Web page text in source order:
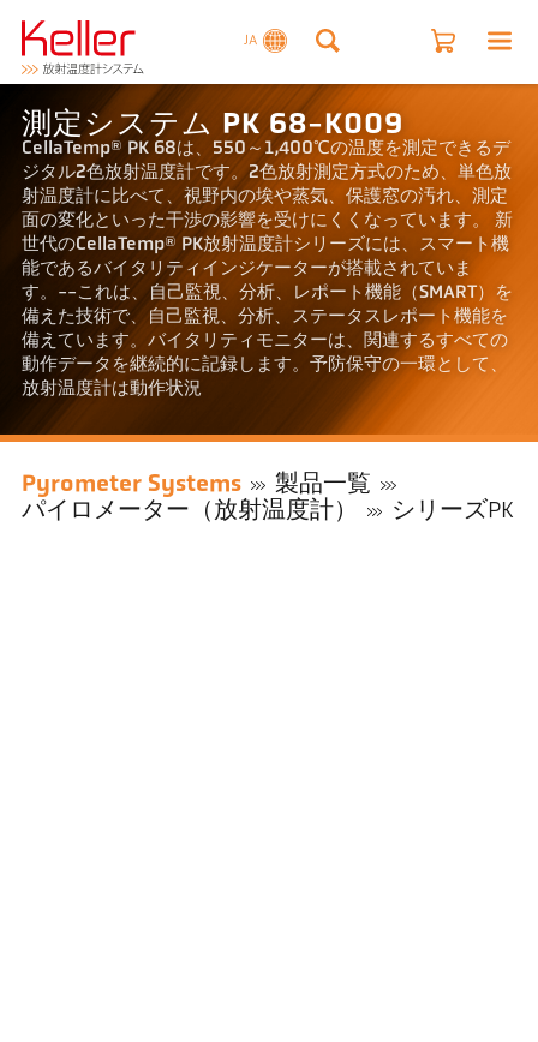
JA
測定システム PK 68-K009
CellaTemp® PK 68は、550～1,400℃の温度を測定できるデ
ジタル2色放射温度計です。2色放射測定方式のため、単色放
射温度計に比べて、視野内の埃や蒸気、保護窓の汚れ、測定
面の変化といった干渉の影響を受けにくくなっています。 新
世代のCellaTemp® PK放射温度計シリーズには、スマート機
能であるバイタリティインジケーターが搭載されていま
す。--これは、自己監視、分析、レポート機能（SMART）を
備えた技術で、自己監視、分析、ステータスレポート機能を
備えています。バイタリティモニターは、関連するすべての
動作データを継続的に記録します。予防保守の一環として、
放射温度計は動作状況
Pyrometer Systems
製品一覧
パイロメーター（放射温度計）
シリーズPK